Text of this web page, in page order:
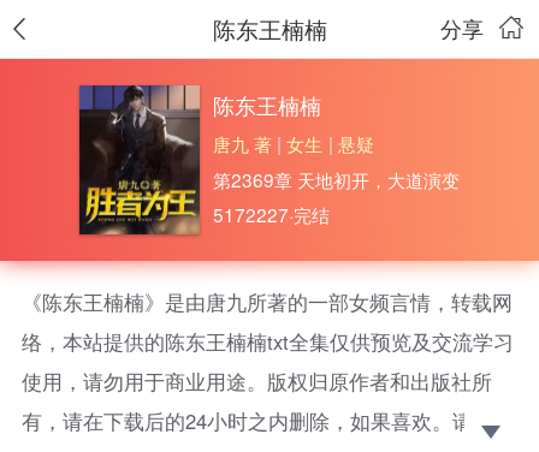
分享
陈东王楠楠
陈东王楠楠
唐九 著 |女生 | 悬疑
第2369章 天地初开，大道演变
5172227·完结
《陈东王楠楠》是由唐九所著的一部女频言情，转载网
络，本站提供的陈东王楠楠txt全集仅供预览及交流学习
使用，请勿用于商业用途。版权归原作者和出版社所
有，请在下载后的24小时之内删除，如果喜欢。请支持